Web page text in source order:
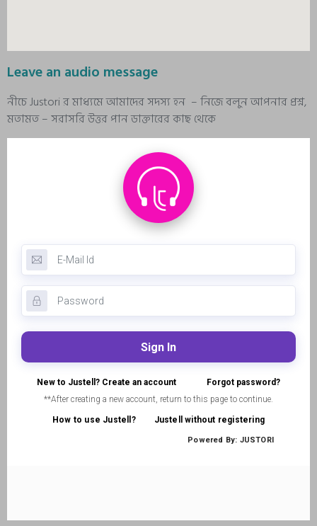
Leave an audio message
নীচে Justori র মাধ্যমে আমাদের সদস্য হন – নিজে বলুন আপনার প্রশ্ন,
মতামত – সরাসরি উত্তর পান ডাক্তারের কাছ থেকে